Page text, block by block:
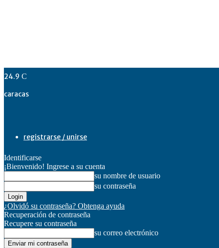
24.9 C
caracas
registrarse / unirse
Identificarse
¡Bienvenido! Ingrese a su cuenta
su nombre de usuario
su contraseña
¿Olvidó su contraseña? Obtenga ayuda
Recuperación de contraseña
Recupere su contraseña
su correo electrónico